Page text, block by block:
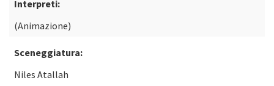
Interpreti:
(Animazione)
Sceneggiatura:
Niles Atallah